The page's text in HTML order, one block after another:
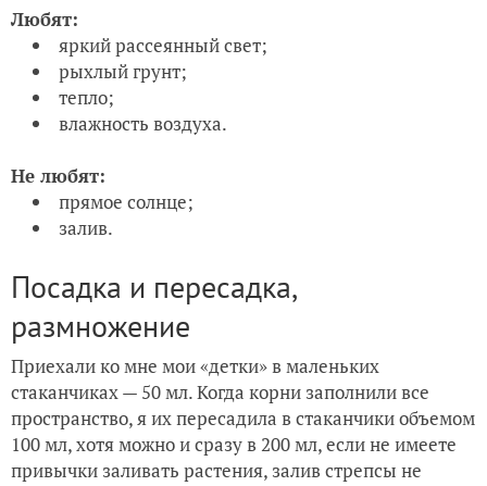
Любят:
яркий рассеянный свет;
рыхлый грунт;
тепло;
влажность воздуха.
Не любят:
прямое солнце;
залив.
Посадка и пересадка,
размножение
Приехали ко мне мои «детки» в маленьких
стаканчиках — 50 мл. Когда корни заполнили все
пространство, я их пересадила в стаканчики объемом
100 мл, хотя можно и сразу в 200 мл, если не имеете
привычки заливать растения, залив стрепсы не